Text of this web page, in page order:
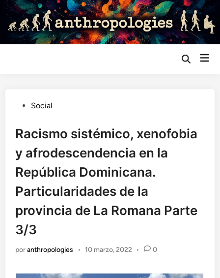
Saltar
contenido
Abrir
Publicado
Social
Racismo sistémico, xenofobia
y afrodescendencia en la
República Dominicana.
Particularidades de la
provincia de La Romana Parte
3/3
poranthropologies • 10 marzo, 2022 • 0